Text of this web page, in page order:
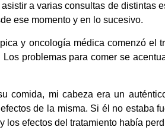
a varias consultas de
ese momento y en lo sucesivo.
y oncología médica comenzó el
problemas para comer se
comida, mi cabeza era un
de la misma. Si él no estaba
efectos del tratamiento había